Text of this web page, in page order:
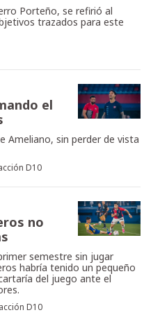
Porteño, se refirió al
trazados para este
el
Ameliano, sin perder de vista
D10
no
semestre sin jugar
habría tenido un pequeño
del juego ante el
D10